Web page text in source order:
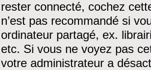
rester connecté, cochez
n’est pas recommandé si
ordinateur partagé, ex.
etc. Si vous ne voyez pas
votre administrateur a